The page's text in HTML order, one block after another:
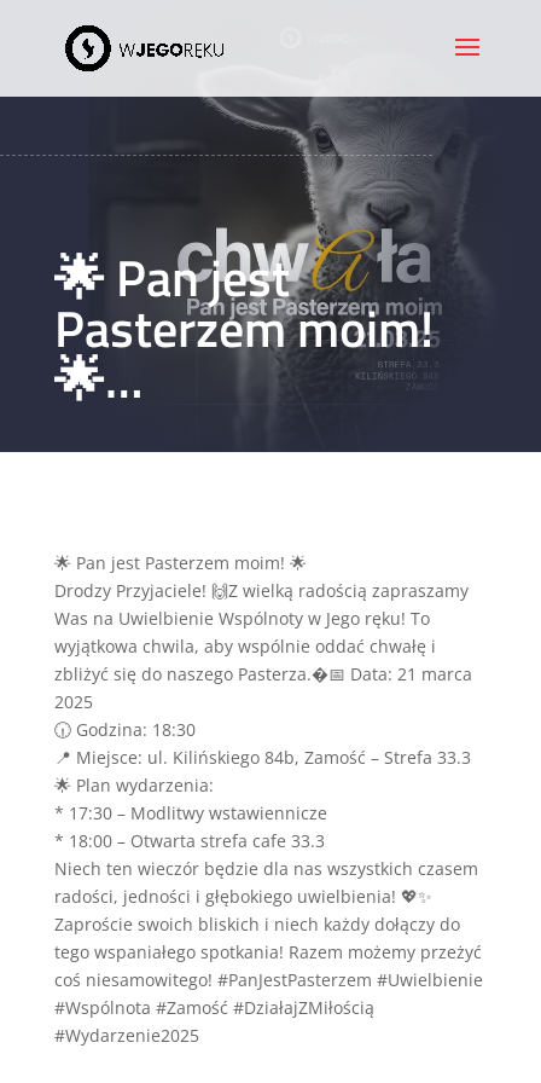
🌟 Pan jest
Pasterzem moim!
🌟…
🌟 Pan jest Pasterzem moim! 🌟
Drodzy Przyjaciele! 🙌Z wielką radością zapraszamy
Was na Uwielbienie Wspólnoty w Jego ręku! To
wyjątkowa chwila, aby wspólnie oddać chwałę i
zbliżyć się do naszego Pasterza.�📅 Data: 21 marca
2025
🕡 Godzina: 18:30
📍 Miejsce: ul. Kilińskiego 84b, Zamość – Strefa 33.3
🌟 Plan wydarzenia:
* 17:30 – Modlitwy wstawiennicze
* 18:00 – Otwarta strefa cafe 33.3
Niech ten wieczór będzie dla nas wszystkich czasem
radości, jedności i głębokiego uwielbienia! 💖✨
Zaproście swoich bliskich i niech każdy dołączy do
tego wspaniałego spotkania! Razem możemy przeżyć
coś niesamowitego! #PanJestPasterzem #Uwielbienie
#Wspólnota #Zamość #DziałajZMiłością
#Wydarzenie2025